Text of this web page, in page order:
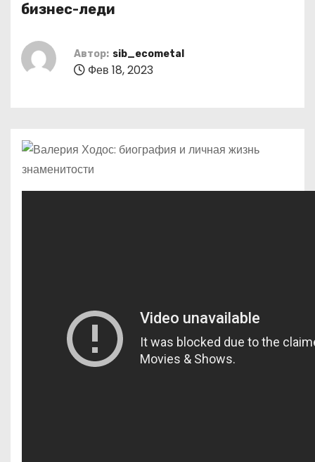
бизнес-леди
Автор: sib_ecometal
Фев 18, 2023